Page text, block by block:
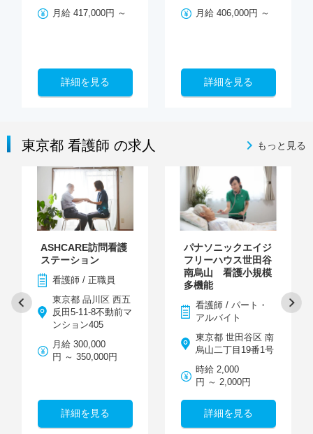
月給 417,000円 ～
詳細を見る
月給 406,000円 ～
詳細を見る
東京都 看護師 の求人 もっと見る
ASHCARE訪問看護
ステーション
看護師 / 正職員
東京都 品川区 西五
反田5-11-8不動前マ
ンション405
月給 300,000
円 ～ 350,000円
詳細を見る
パナソニックエイジ
フリーハウス世田谷
南烏山 看護小規模
多機能
看護師 / パート・
アルバイト
東京都 世田谷区 南
烏山二丁目19番1号
時給 2,000
円 ～ 2,000円
詳細を見る